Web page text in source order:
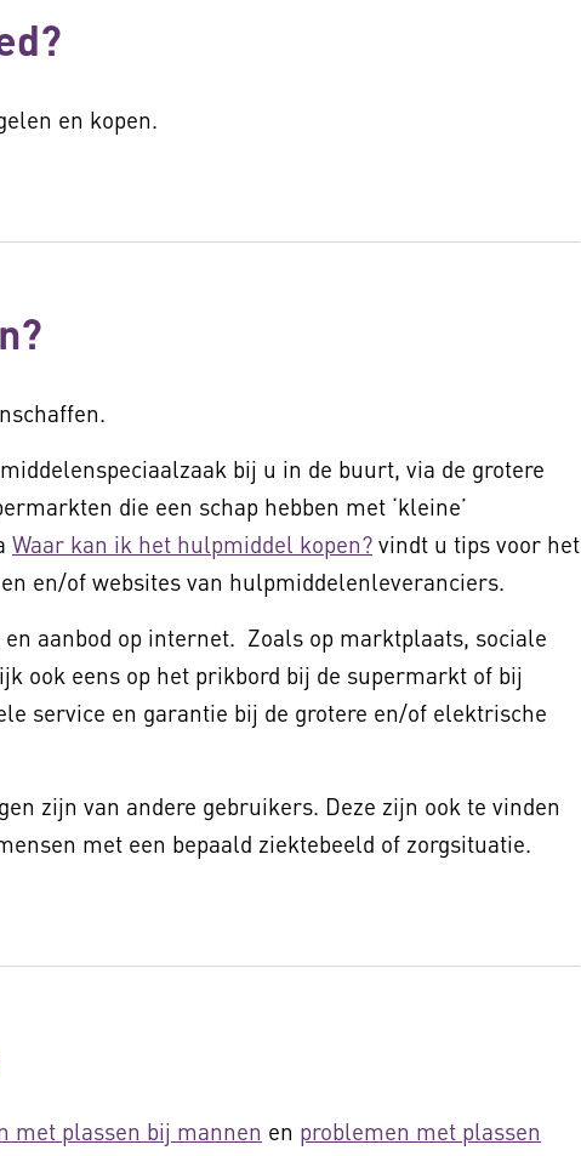
en kopen.
bij u in de buurt, via de grotere
die een schap hebben met ‘kleine’
Waar kan ik het hulpmiddel kopen? vindt u tips voor het
en/of websites van hulpmiddelenleveranciers.
en aanbod op internet. Zoals op marktplaats, sociale
ook eens op het prikbord bij de supermarkt of bij
service en garantie bij de grotere en/of elektrische
zijn van andere gebruikers. Deze zijn ook te vinden
met een bepaald ziektebeeld of zorgsituatie.
met plassen bij mannen en problemen met plassen